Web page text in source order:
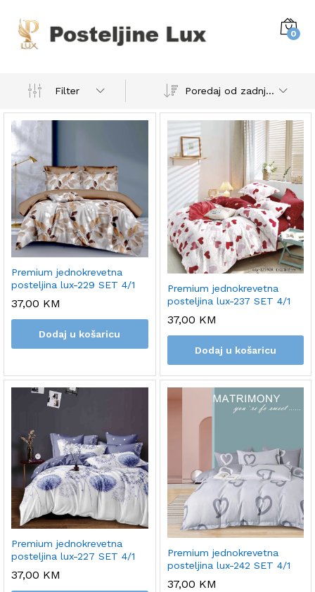
0
Filter Poredaj od zadnjeg
Premium jednokrevetna
posteljina lux-229 SET 4/1
37,00 KM
Dodaj u košaricu
Premium jednokrevetna
posteljina lux-237 SET 4/1
37,00 KM
Dodaj u košaricu
Premium jednokrevetna
posteljina lux-227 SET 4/1
37,00 KM
Premium jednokrevetna
posteljina lux-242 SET 4/1
37,00 KM